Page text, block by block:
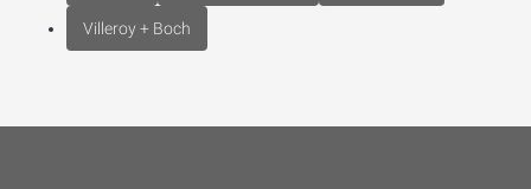
Villeroy + Boch